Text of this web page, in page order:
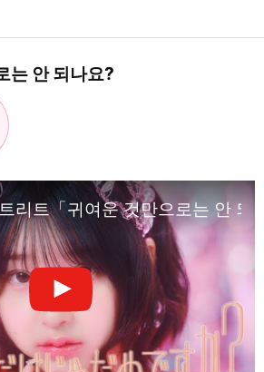
는 안 되나요?
리트「귀여운 것만으로는 안 되